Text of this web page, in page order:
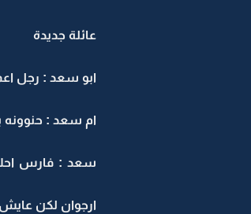
عائلة جديدة
ابو سعد : رجل
ام سعد : حنوونه
ارجوان لكن عايش